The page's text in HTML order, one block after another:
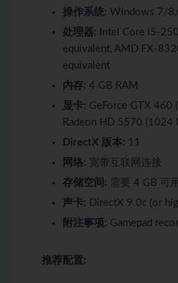
操作系统: Windows 7/
处理器: Intel Core i5-
equivalent, AMD FX-
equivalent
内存: 4 GB RAM
显卡: GeForce GTX 460
Radeon HD 5570 (1024
DirectX 版本: 11
网络: 宽带互联网连接
存储空间: 需要 4 GB 可
声卡: DirectX 9.0c (or
附注事项: Gamepad
推荐配置: